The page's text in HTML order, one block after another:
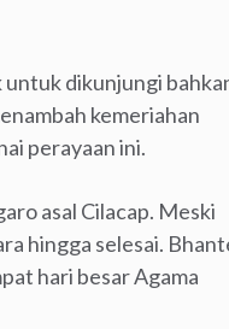
untuk dikunjungi
kemeriahan
perayaan ini.
asal Cilacap. Meski
hingga selesai.
hari besar Agama